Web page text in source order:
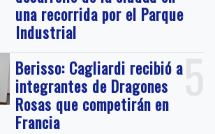
una recorrida por el Parque
Industrial
5
Berisso: Cagliardi recibió a
integrantes de Dragones
Rosas que competirán en
Francia